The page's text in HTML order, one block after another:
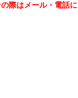
際はメール・電話に